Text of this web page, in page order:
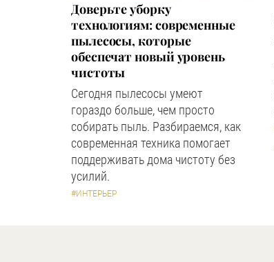
Доверьте уборку
технологиям: современные
пылесосы, которые
обеспечат новый уровень
чистоты
Сегодня пылесосы умеют
гораздо больше, чем просто
собирать пыль. Разбираемся, как
современная техника помогает
поддерживать дома чистоту без
усилий.
#ИНТЕРЬЕР